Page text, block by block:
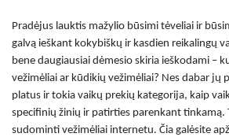
Pradėjus lauktis mažylio būsimi tėveliai ir
galvą ieškant kokybiškų ir kasdien reikalingų
bene daugiausiai dėmesio skiria ieškodami –
vežimėliai ar kūdikių vežimėliai? Nes dabar jų
platus ir tokia vaikų prekių kategorija, kaip
specifinių žinių ir patirties parenkant tinkamą.
sudominti vežimėliai internetu. Čia galėsite